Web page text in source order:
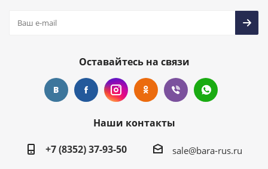
Оставайтесь на связи
Наши контакты
+7 (8352) 37-93-50
sale@bara-rus.ru